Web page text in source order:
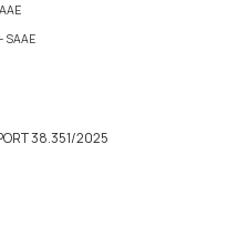
SAAE
38.351/2025